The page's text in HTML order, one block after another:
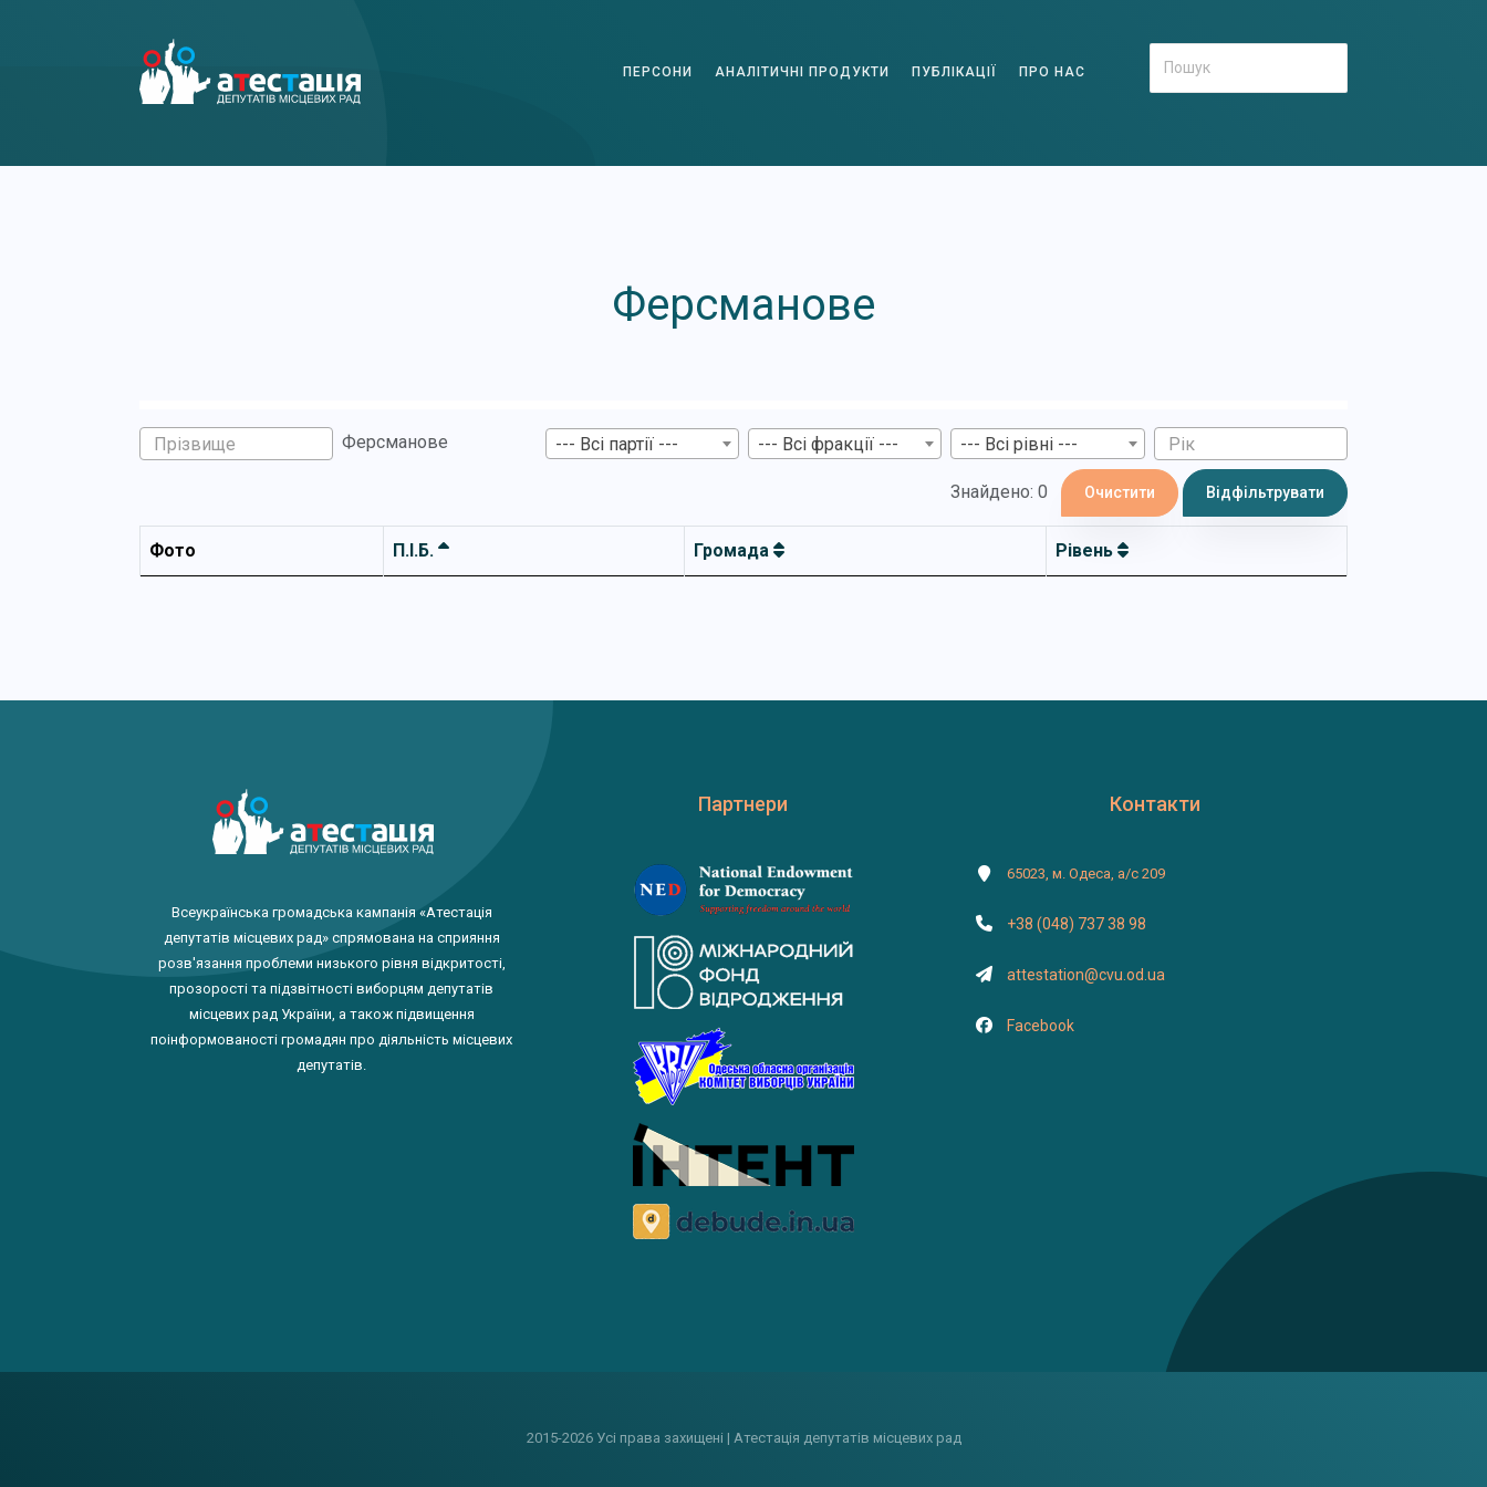
ПЕРСОНИ АНАЛІТИЧНІ ПРОДУКТИ ПУБЛІКАЦІЇ ПРО НАС
Ферсманове
Ферсманове --- Всі партії --- --- Всі фракції --- --- Всі рівні ---
Знайдено: 0 Очистити Відфільтрувати
Фото П.І.Б. Громада Рівень
Всеукраїнська громадська кампанія «Атестація
депутатів місцевих рад» спрямована на сприяння
розв'язання проблеми низького рівня відкритості,
прозорості та підзвітності виборцям депутатів
місцевих рад України, а також підвищення
поінформованості громадян про діяльність місцевих
депутатів.
Партнери Контакти
65023, м. Одеса, а/с 209
+38 (048) 737 38 98
attestation@cvu.od.ua
Facebook
2015-2026 Усі права захищені | Атестація депутатів місцевих рад